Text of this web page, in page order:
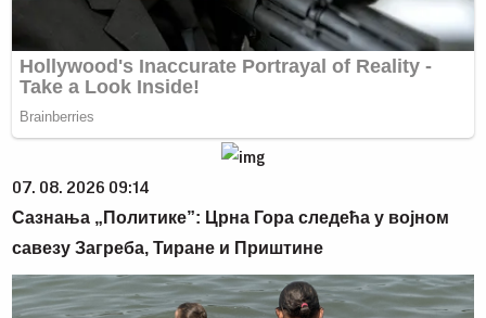
07. 08. 2026 09:14
Сазнања „Политике”: Црна Гора следећа у војном
савезу Загреба, Тиране и Приштине